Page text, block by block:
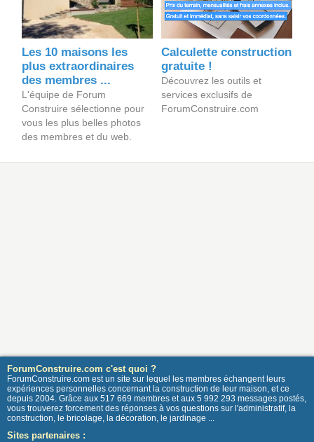
Les 10 maisons les
plus extraordinaires
des membres ...
L'équipe de Forum
Construire sélectionne pour
vous les plus belles photos
des membres et du web.
Calculette construction
gratuite !
Découvrez les outils et
services exclusifs de
ForumConstruire.com
ForumConstruire.com c'est quoi ?
ForumConstruire.com est un site sur lequel les membres échangent leurs
expériences personnelles concernant la construction de leur maison, et ce
depuis 2004. Grâce aux 517 669 membres et aux 5 992 293 messages postés,
vous trouverez forcement des réponses à vos questions sur l'administratif, la
construction, le bricolage, la décoration, le jardinage ...
Sites partenaires :